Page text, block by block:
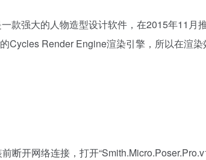
款强大的人物造型设计软件，在2015年11月
Render Engine渲染引擎，所以在渲染
开网络连接，打开